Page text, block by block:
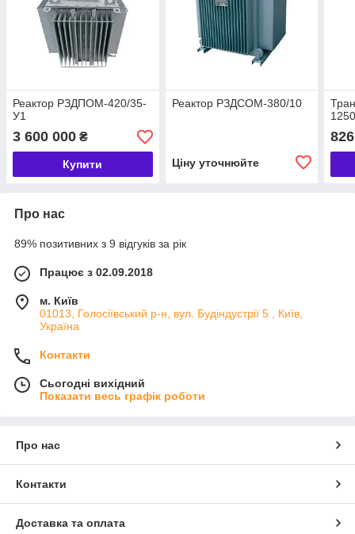
Реактор РЗДПОМ-420/35-
У1
3 600 000 ₴
Купити
Реактор РЗДСОМ-380/10
Ціну уточнюйте
Про нас
89% позитивних з 9 відгуків за рік
Працює з 02.09.2018
м. Київ
01013, Голосіївський р-н, вул. Будіндустрії 5 , Київ,
Україна
Контакти
Сьогодні вихідний
Показати весь графік роботи
Про нас
Контакти
Доставка та оплата